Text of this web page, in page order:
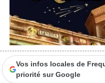
Vos infos locales de
priorité sur Google